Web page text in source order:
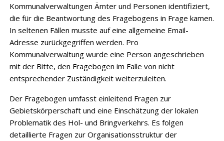
Kommunalverwaltungen Ämter und Personen identifiziert,
die für die Beantwortung des Fragebogens in Frage kamen.
In seltenen Fällen musste auf eine allgemeine Email-
Adresse zurückgegriffen werden. Pro
Kommunalverwaltung wurde eine Person angeschrieben
mit der Bitte, den Fragebogen im Falle von nicht
entsprechender Zuständigkeit weiterzuleiten.
Der Fragebogen umfasst einleitend Fragen zur
Gebietskörperschaft und eine Einschätz­ung der lokalen
Problematik des Hol- und Bringverkehrs. Es folgen
detaillierte Fragen zur Organisationsstruktur der